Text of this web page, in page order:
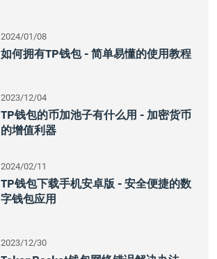
2024/01/08
如何拥有TP钱包 - 简单易懂的使用教程
2023/12/04
TP钱包的币加池子有什么用 - 加密货币
的增值利器
2024/02/11
TP钱包下载手机安卓版 - 安全便捷的数
字钱包应用
2023/12/30